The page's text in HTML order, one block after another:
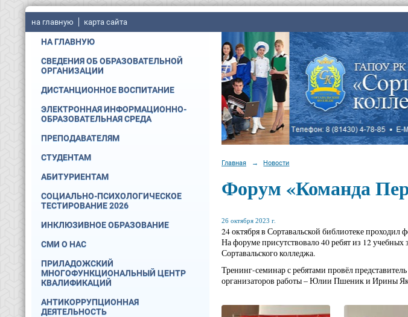
на главную карта сайта
НА ГЛАВНУЮ
СВЕДЕНИЯ ОБ ОБРАЗОВАТЕЛЬНОЙ
ОРГАНИЗАЦИИ
ДИСТАНЦИОННОЕ ВОСПИТАНИЕ
ЭЛЕКТРОННАЯ ИНФОРМАЦИОННО-
ОБРАЗОВАТЕЛЬНАЯ СРЕДА
ПРЕПОДАВАТЕЛЯМ
СТУДЕНТАМ
АБИТУРИЕНТАМ
СОЦИАЛЬНО-ПСИХОЛОГИЧЕСКОЕ
ТЕСТИРОВАНИЕ 2026
ИНКЛЮЗИВНОЕ ОБРАЗОВАНИЕ
СМИ О НАС
ПРИЛАДОЖСКИЙ
МНОГОФУНКЦИОНАЛЬНЫЙ ЦЕНТР
КВАЛИФИКАЦИЙ
АНТИКОРРУПЦИОННАЯ
ДЕЯТЕЛЬНОСТЬ
Главная → Новости
Форум «Команда
26 октября 2023 г.
24 октября в Сортавальской библиотеке
На форуме присутствовало 40 ребят из 12 учебных
Сортавальского колледжа.
Тренинг-семинар с ребятами провёл
организаторов работы – Юлии Пшеник и Ирины